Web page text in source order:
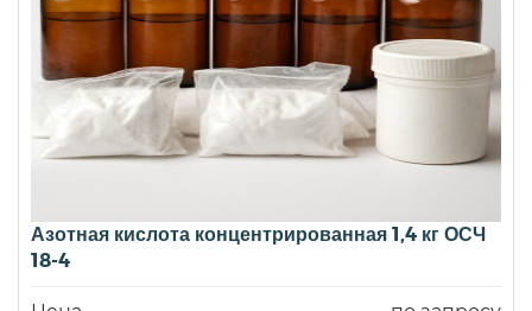
Азотная кислота концентрированная 1,4 кг ОСЧ
18-4